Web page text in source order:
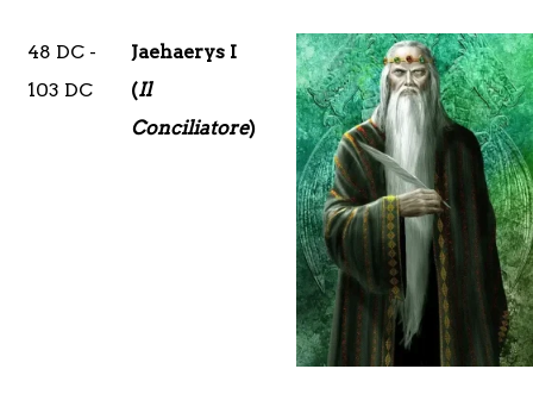
48 DC -
103 DC
Jaehaerys I
(Il
Conciliatore)